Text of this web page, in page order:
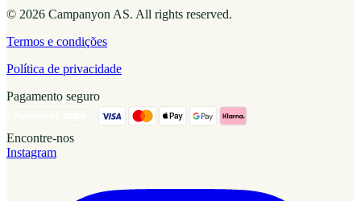
© 2026 Campanyon AS. All rights reserved.
Termos e condições
Política de privacidade
Pagamento seguro
Encontre-nos
Instagram